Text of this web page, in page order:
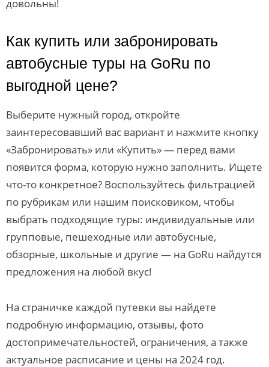
довольны!
Как купить или забронировать
автобусные туры на GoRu по
выгодной цене?
Выберите нужный город, откройте
заинтересовавший вас вариант и нажмите кнопку
«Забронировать» или «Купить» — перед вами
появится форма, которую нужно заполнить. Ищете
что-то конкретное? Воспользуйтесь фильтрацией
по рубрикам или нашим поисковиком, чтобы
выбрать подходящие туры: индивидуальные или
групповые, пешеходные или автобусные,
обзорные, школьные и другие — на GoRu найдутся
предложения на любой вкус!
На страничке каждой путевки вы найдете
подробную информацию, отзывы, фото
достопримечательностей, ограничения, а также
актуальное расписание и цены на 2024 год.